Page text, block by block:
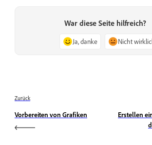
War diese Seite hilfreich?
Ja, danke Nicht
Zurück
Vorbereiten von Grafiken
Erstellen